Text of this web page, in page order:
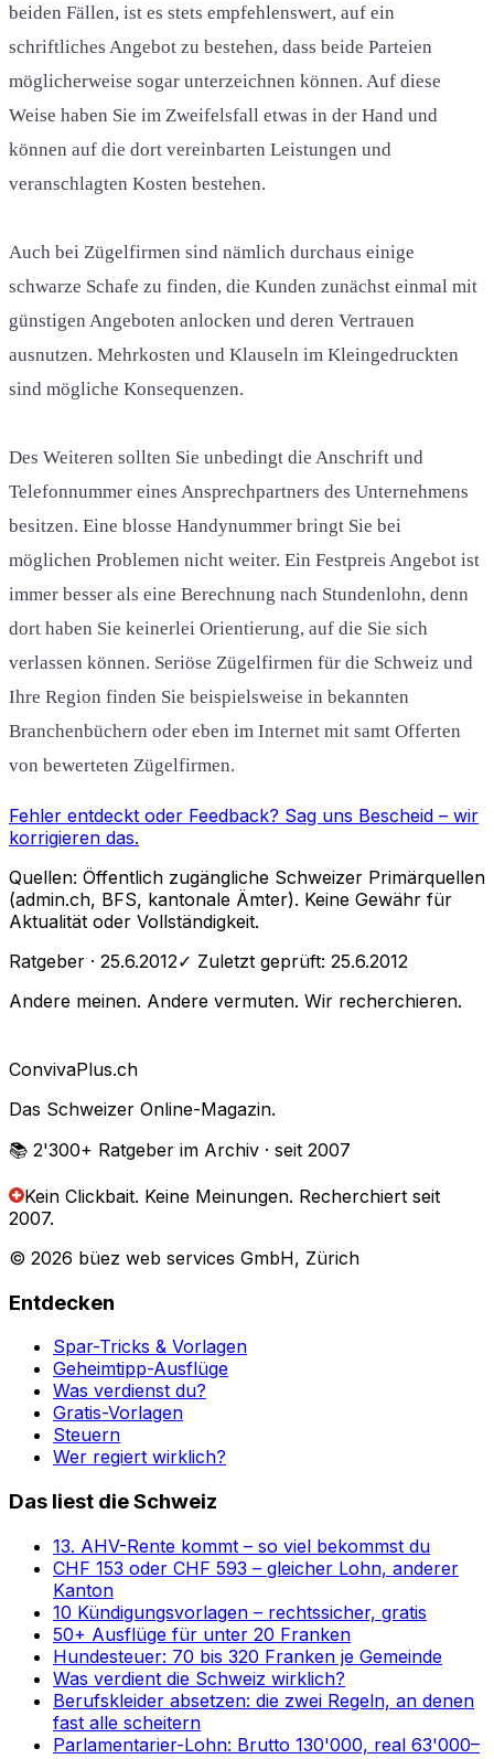
beiden Fällen, ist es stets empfehlenswert, auf ein
schriftliches Angebot zu bestehen, dass beide Parteien
möglicherweise sogar unterzeichnen können. Auf diese
Weise haben Sie im Zweifelsfall etwas in der Hand und
können auf die dort vereinbarten Leistungen und
veranschlagten Kosten bestehen.
Auch bei Zügelfirmen sind nämlich durchaus einige
schwarze Schafe zu finden, die Kunden zunächst einmal mit
günstigen Angeboten anlocken und deren Vertrauen
ausnutzen. Mehrkosten und Klauseln im Kleingedruckten
sind mögliche Konsequenzen.
Des Weiteren sollten Sie unbedingt die Anschrift und
Telefonnummer eines Ansprechpartners des Unternehmens
besitzen. Eine blosse Handynummer bringt Sie bei
möglichen Problemen nicht weiter. Ein Festpreis Angebot ist
immer besser als eine Berechnung nach Stundenlohn, denn
dort haben Sie keinerlei Orientierung, auf die Sie sich
verlassen können. Seriöse Zügelfirmen für die Schweiz und
Ihre Region finden Sie beispielsweise in bekannten
Branchenbüchern oder eben im Internet mit samt Offerten
von bewerteten Zügelfirmen.
Fehler entdeckt oder Feedback? Sag uns Bescheid – wir
korrigieren das.
Quellen: Öffentlich zugängliche Schweizer Primärquellen
(admin.ch, BFS, kantonale Ämter). Keine Gewähr für
Aktualität oder Vollständigkeit.
Ratgeber · 25.6.2012✓ Zuletzt geprüft: 25.6.2012
Andere meinen. Andere vermuten. Wir recherchieren.
ConvivaPlus.ch
Das Schweizer Online-Magazin.
📚 2'300+ Ratgeber im Archiv · seit 2007
Kein Clickbait. Keine Meinungen. Recherchiert seit
2007.
© 2026 büez web services GmbH, Zürich
Entdecken
Spar-Tricks & Vorlagen
Geheimtipp-Ausflüge
Was verdienst du?
Gratis-Vorlagen
Steuern
Wer regiert wirklich?
Das liest die Schweiz
13. AHV-Rente kommt – so viel bekommst du
CHF 153 oder CHF 593 – gleicher Lohn, anderer
Kanton
10 Kündigungsvorlagen – rechtssicher, gratis
50+ Ausflüge für unter 20 Franken
Hundesteuer: 70 bis 320 Franken je Gemeinde
Was verdient die Schweiz wirklich?
Berufskleider absetzen: die zwei Regeln, an denen
fast alle scheitern
Parlamentarier-Lohn: Brutto 130'000, real 63'000–